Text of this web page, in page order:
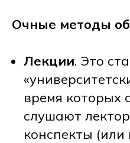
Очные методы
Лекции. Это
время которых
слушают
конспекты